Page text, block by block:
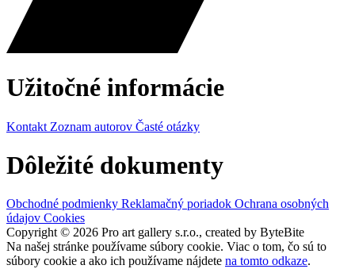
Užitočné informácie
Kontakt Zoznam autorov Časté otázky
Dôležité dokumenty
Obchodné podmienky Reklamačný poriadok Ochrana osobných
údajov Cookies
Copyright © 2026 Pro art gallery s.r.o., created by ByteBite
Na našej stránke používame súbory cookie. Viac o tom, čo sú to
súbory cookie a ako ich používame nájdete na tomto odkaze.